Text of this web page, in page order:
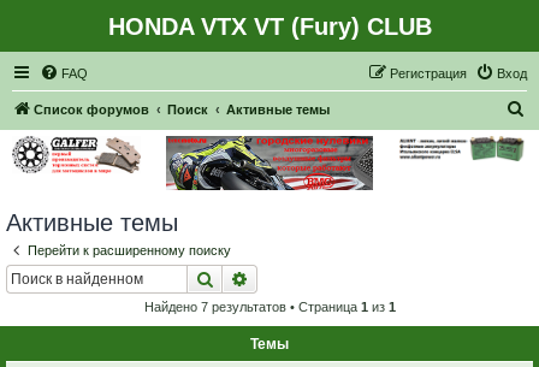
HONDA VTX VT (Fury) CLUB
FAQ Вход
Регистрация
Список форумов Поиск Активные темы
Активные темы
Перейти к расширенному поиску
Поиск
Найдено 7 результатов • Страница 1 из 1
Темы